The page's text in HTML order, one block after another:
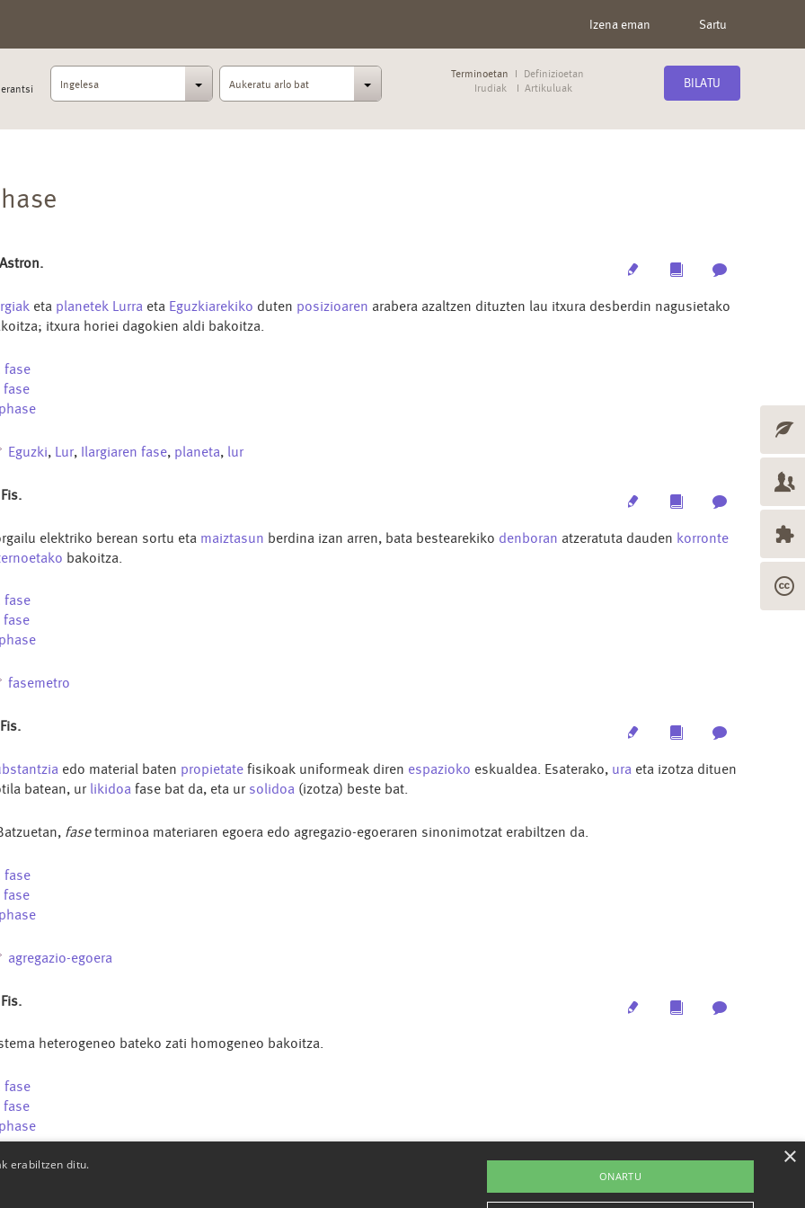
Izena eman Sartu
Ingelesa Aukeratu arlo bat
Terminoetan
Definizioetan
Irudiak
Artikuluak BILATU
MultimediaArchive
eta planetek Lurra eta Eguzkiarekiko duten posizioaren arabera azaltzen dituzten lau itxura desberdin nagusietako
itxura horiei dagokien aldi bakoitza.
fase
fase
phase
Eguzki, Lur, Ilargiaren fase, planeta, lur
MultimediaArchive
elektriko berean sortu eta maiztasun berdina izan arren, bata bestearekiko denboran atzeratuta dauden korronte
bakoitza.
fase
fase
phase
fasemetro
MultimediaArchive
edo material baten propietate fisikoak uniformeak diren espazioko eskualdea. Esaterako, ura eta izotza dituen
batean, ur likidoa fase bat da, eta ur solidoa (izotza) beste bat.
faseterminoa materiaren egoera edo agregazio-egoeraren sinonimotzat erabiltzen da.
fase
fase
phase
agregazio-egoera
MultimediaArchive
heterogeneo bateko zati homogeneo bakoitza.
fase
fase
phase
erabiltzen ditu.
ONARTU
×